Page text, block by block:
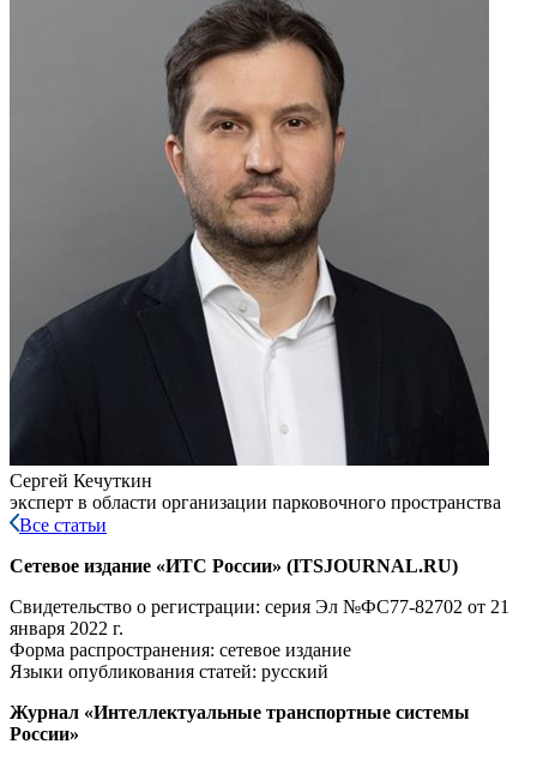
Сергей Кечуткин
эксперт в области организации парковочного пространства
Все статьи
Сетевое издание «ИТС России» (ITSJOURNAL.RU)
Свидетельство о регистрации: серия Эл №ФС77-82702 от 21
января 2022 г.
Форма распространения: сетевое издание
Языки опубликования статей: русский
Журнал «Интеллектуальные транспортные системы
России»